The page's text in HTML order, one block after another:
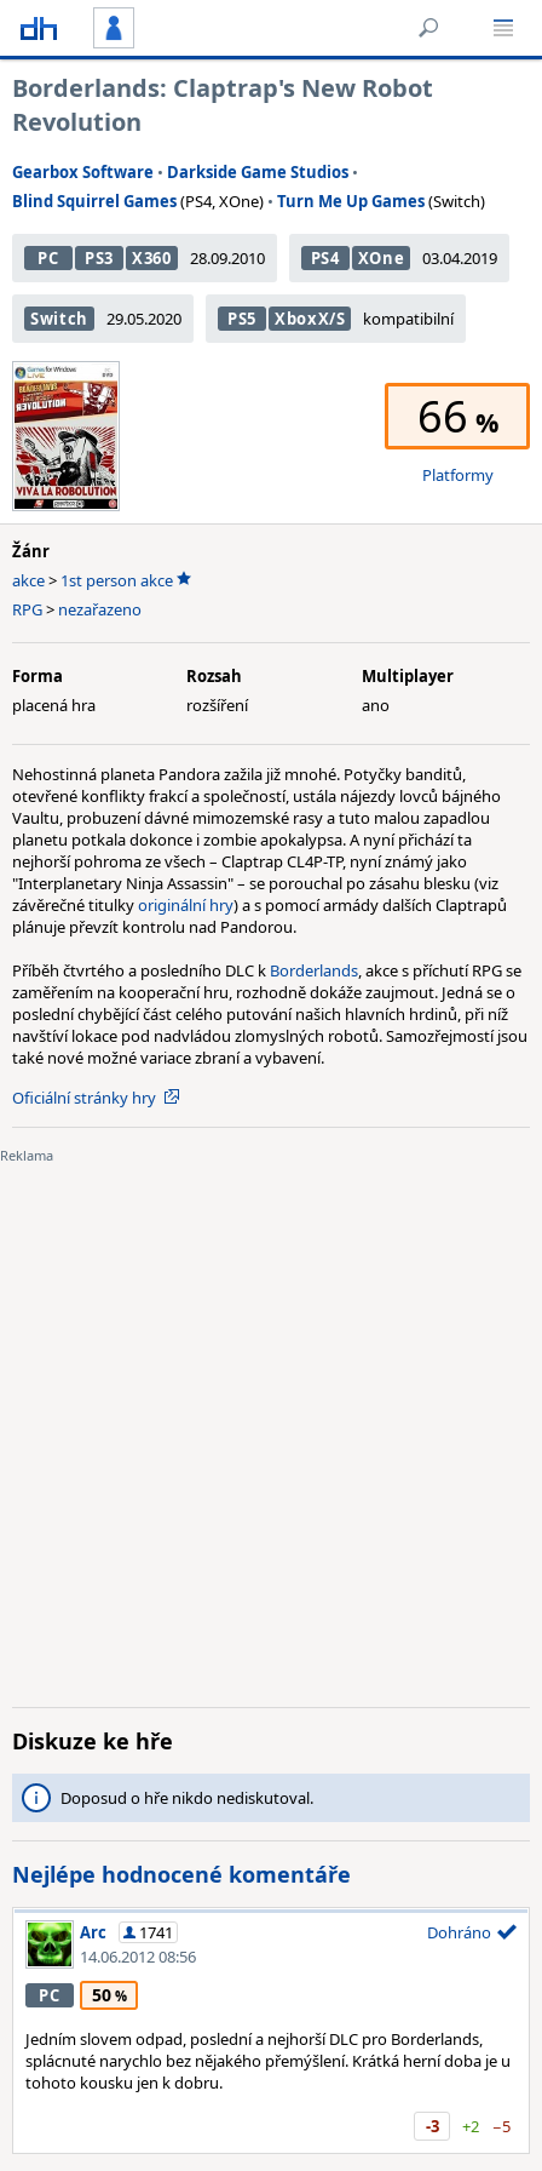
Borderlands: Claptrap's New Robot
Revolution
Gearbox Software • Darkside Game Studios •
Blind Squirrel Games(PS4, XOne) • Turn Me Up Games(Switch)
PC PS3 X360 28.09.2010 PS4 XOne 03.04.2019
Switch 29.05.2020 PS5 XboxX/S kompatibilní
66
Platformy
Žánr
akce> 1st person akce
RPG> nezařazeno
Forma
placená hra
Rozsah
rozšíření
Multiplayer
ano
Nehostinná planeta Pandora zažila již mnohé. Potyčky banditů,
otevřené konflikty frakcí a společností, ustála nájezdy lovců bájného
Vaultu, probuzení dávné mimozemské rasy a tuto malou zapadlou
planetu potkala dokonce i zombie apokalypsa. A nyní přichází ta
nejhorší pohroma ze všech – Claptrap CL4P-TP, nyní známý jako
"Interplanetary Ninja Assassin" – se porouchal po zásahu blesku (viz
závěrečné titulkyoriginální hry) a s pomocí armády dalších Claptrapů
plánuje převzít kontrolu nad Pandorou.
Příběh čtvrtého a posledního DLC k Borderlands, akce s příchutí RPG se
zaměřením na kooperační hru, rozhodně dokáže zaujmout. Jedná se o
poslední chybějící část celého putování našich hlavních hrdinů, při níž
navštíví lokace pod nadvládou zlomyslných robotů. Samozřejmostí jsou
také nové možné variace zbraní a vybavení.
Oficiální stránky hry
Diskuze ke hře
Doposud o hře nikdo nediskutoval.
Nejlépe hodnocené komentáře
Arc
1741
14.06.2012 08:56
Dohráno
PC 50
Jedním slovem odpad, poslední a nejhorší DLC pro Borderlands,
splácnuté narychlo bez nějakého přemýšlení. Krátká herní doba je u
tohoto kousku jen k dobru.
-3
+2 −5